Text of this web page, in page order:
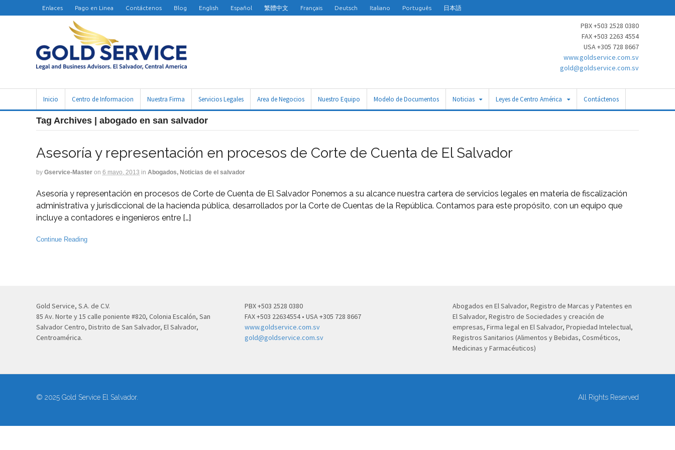
Enlaces Pago en Linea Contáctenos Blog English Español 繁體中文 Français Deutsch Italiano Português 日本語
PBX +503 2528 0380
FAX +503 2263 4554
USA +305 728 8667
www.goldservice.com.sv
gold@goldservice.com.sv
Inicio Centro de Informacion Nuestra Firma Servicios Legales Area de Negocios Nuestro Equipo Modelo de Documentos Noticias Leyes de Centro América Contáctenos
Tag Archives | abogado en san salvador
Asesoría y representación en procesos de Corte de Cuenta de El Salvador
by Gservice-Master on 6 mayo, 2013 in Abogados, Noticias de el salvador
Asesoría y representación en procesos de Corte de Cuenta de El Salvador Ponemos a su alcance nuestra cartera de servicios legales en materia de fiscalización
administrativa y jurisdiccional de la hacienda pública, desarrollados por la Corte de Cuentas de la República. Contamos para este propósito, con un equipo que
incluye a contadores e ingenieros entre […]
Continue Reading
Gold Service, S.A. de C.V.
85 Av. Norte y 15 calle poniente #820, Colonia Escalón, San
Salvador Centro, Distrito de San Salvador, El Salvador,
Centroamérica.
PBX +503 2528 0380
FAX +503 22634554 • USA +305 728 8667
www.goldservice.com.sv
gold@goldservice.com.sv
Abogados en El Salvador, Registro de Marcas y Patentes en
El Salvador, Registro de Sociedades y creación de
empresas, Firma legal en El Salvador, Propiedad Intelectual,
Registros Sanitarios (Alimentos y Bebidas, Cosméticos,
Medicinas y Farmacéuticos)
© 2025 Gold Service El Salvador. All Rights Reserved